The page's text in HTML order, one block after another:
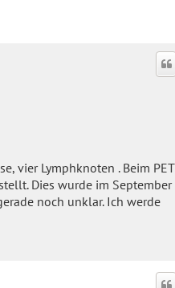
vier Lymphknoten . Beim PET
Dies wurde im September
noch unklar. Ich werde